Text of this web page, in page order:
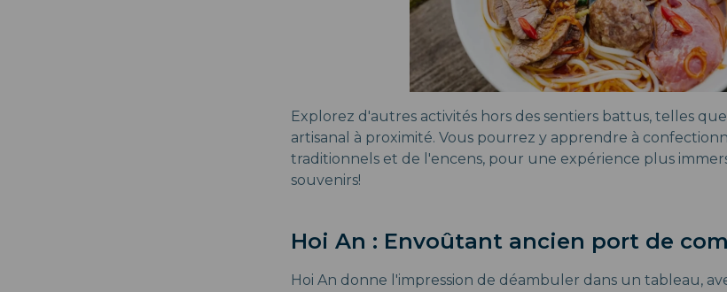
Explorez d'autres activités hors des sentiers battus, telles
artisanal à proximité. Vous pourrez y apprendre à
traditionnels et de l'encens, pour une expérience plus
souvenirs!
Hoi An : Envoûtant ancien port de
Hoi An donne l'impression de déambuler dans un tableau,